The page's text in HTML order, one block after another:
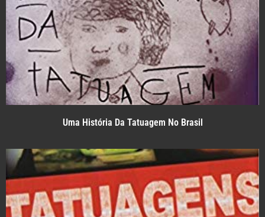
Uma História Da Tatuagem No Brasil